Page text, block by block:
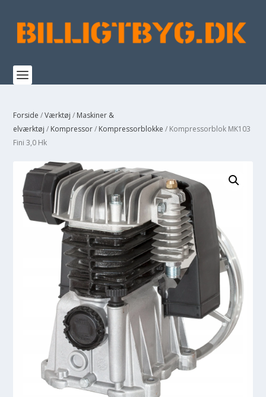
Forside /Værktøj / Maskiner &
elværktøj / Kompressor/ Kompressorblokke / Kompressorblok MK103
Fini 3,0 Hk